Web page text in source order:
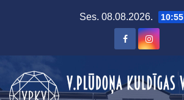
Ses. 08.08.2026. 10:55